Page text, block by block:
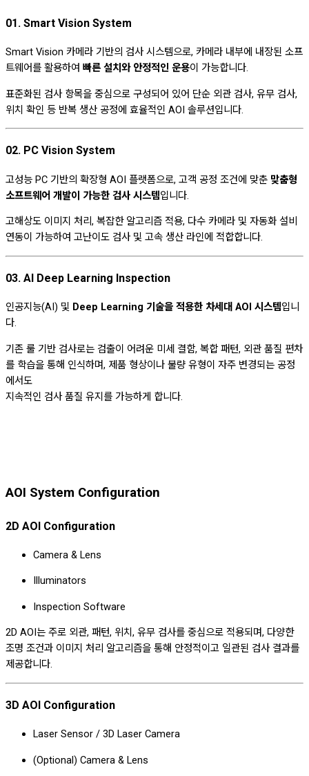
01. Smart Vision System
Smart Vision 카메라 기반의 검사 시스템으로, 카메라 내부에 내장된 소프
트웨어를 활용하여 빠른 설치와 안정적인 운용이 가능합니다.
표준화된 검사 항목을 중심으로 구성되어 있어 단순 외관 검사, 유무 검사,
위치 확인 등 반복 생산 공정에 효율적인 AOI 솔루션입니다.
02. PC Vision System
고성능 PC 기반의 확장형 AOI 플랫폼으로, 고객 공정 조건에 맞춘 맞춤형
소프트웨어 개발이 가능한 검사 시스템입니다.
고해상도 이미지 처리, 복잡한 알고리즘 적용, 다수 카메라 및 자동화 설비
연동이 가능하여 고난이도 검사 및 고속 생산 라인에 적합합니다.
03. AI Deep Learning Inspection
인공지능(AI) 및 Deep Learning 기술을 적용한 차세대 AOI 시스템입니
다.
기존 룰 기반 검사로는 검출이 어려운 미세 결함, 복합 패턴, 외관 품질 편차
를 학습을 통해 인식하며, 제품 형상이나 불량 유형이 자주 변경되는 공정
에서도
지속적인 검사 품질 유지를 가능하게 합니다.
AOI System Configuration
2D AOI Configuration
Camera & Lens
Illuminators
Inspection Software
2D AOI는 주로 외관, 패턴, 위치, 유무 검사를 중심으로 적용되며, 다양한
조명 조건과 이미지 처리 알고리즘을 통해 안정적이고 일관된 검사 결과를
제공합니다.
3D AOI Configuration
Laser Sensor / 3D Laser Camera
(Optional) Camera & Lens